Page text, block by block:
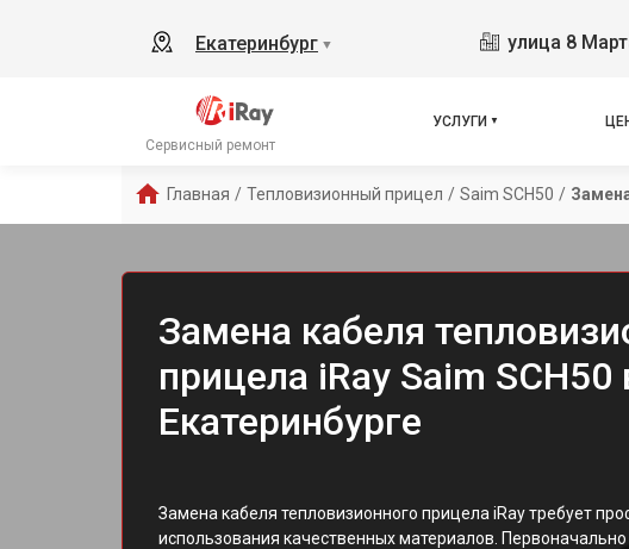
Екатеринбург ▼ улица 8
Сервисный ремонт
УСЛУГИ
Главная / Тепловизионный прицел / Saim SCH50 /
Замена кабеля
прицела iRay Saim SCH50
Екатеринбурге
Замена кабеля тепловизионного прицела iRay требует
использования качественных материалов. Первоначально